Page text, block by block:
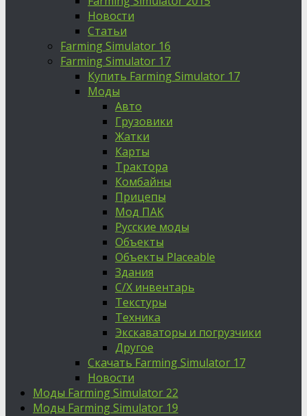
Новости
Статьи
Farming Simulator 16
Farming Simulator 17
Купить Farming Simulator 17
Моды
Авто
Грузовики
Жатки
Карты
Трактора
Комбайны
Прицепы
Мод ПАК
Русские моды
Объекты
Объекты Placeable
Здания
С/Х инвентарь
Текстуры
Техника
Экскаваторы и погрузчики
Другое
Скачать Farming Simulator 17
Новости
Моды Farming Simulator 22
Моды Farming Simulator 19